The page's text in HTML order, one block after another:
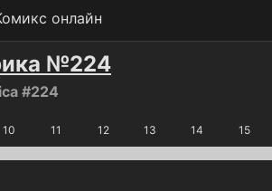
онлайн
№224
#224
10 11 12 13 14 15